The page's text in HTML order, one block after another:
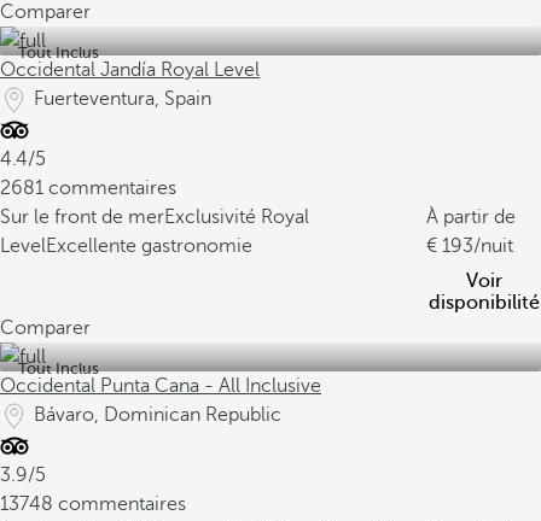
Comparer
Tout Inclus
Occidental Jandía Royal Level
Fuerteventura, Spain
4.4/5
2681 commentaires
Sur le front de merExclusivité Royal
LevelExcellente gastronomie
À partir de
193/nuit
Voir
disponibilité
Comparer
Tout Inclus
Occidental Punta Cana - All Inclusive
Bávaro, Dominican Republic
3.9/5
13748 commentaires